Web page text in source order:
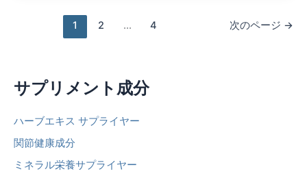
1 2 ... 4 次のページ →
サプリメント成分
ハーブエキス サプライヤー
関節健康成分
ミネラル栄養サプライヤー